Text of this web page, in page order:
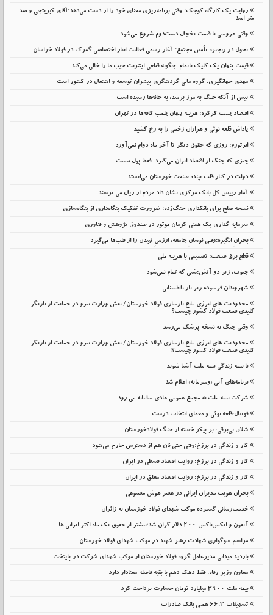
روایت یک کارگاه کوچک؛ وقتی برنامه‌ریزی معنای خود را از دست می‌دهد؛آقای کبریتچی و صد
متر امید
وقتی عروسی با قیمت یخچال دست‌دوم شروع می‌شود
تحول در زنجیره تأمین مجتمع؛ آغاز رسمی فعالیت انبار اختصاصی گمرک در فولاد خراسان
قیمت پنهان یک کلیک ناتمام: چگونه قطعی اینترنت جیب ما را خالی می‌کند
مهدی جهانگیری: گروه مالی گردشگری پیشران توسعه و اشتغال در کشور است
پیش از آنکه جنگ به مرز برسد، به خانه‌ها رسیده است
اقتصاد پشت کرکره؛ هزینه پنهان پلمب کافه‌ها در تهران
پاداش قلعه نوئی و هزاران زخمی را به رخ کشید
ابرتورم؛ روزی که حقوق دیگر تا آخر ماه دوام نمی‌آورد
چیزی که جنگ از اقتصاد ایران می‌گیرد، فقط پول نیست
دولت در کنار قلب تپنده صنعت خوزستان می‌ایستد
آمار رییس کل بانک مرکزی نشان داد:مردم از ریال می ترسند
نسخه صلح برای بانکداری جنگ‌زده؛ ضرورت تفکیک بنگاه‌داری از بنگاه‌سازی
سرمایه گذاری یک همتی کرمان موتور در صندوق پژوهش و فناوری
بحرانِ انگیزه؛وقتی نوسانِ جامعه، ارزشِ تپیدن را از قلب‌ها می‌گیرد
قطع برق صنعت؛ تصمیمی با هزینه ملی
جنوب، زیر دو آتش؛شبی که تمام نمی‌شود
شهروندان فرسوده زیر بار نااطمینانی
محدودیت های انرژی مانع بازسازی فولاد خوزستان/ نقش وزارت نیرو در حمایت از بازیگر
کلیدی صنعت فولاد کشور چیست؟
وقتی جنگ به نسخه پزشک می‌رسد
محدودیت های انرژی مانع بازسازی فولاد خوزستان/ نقش وزارت نیرو در حمایت از بازیگر
کلیدی صنعت فولاد کشور چیست؟!
با بیمه زندگی بیمه ملت آشنا شوید
برنامه‌های آتی «وسرمایه» اعلام شد
شرکت بیمه ملت به مجمع عمومی عادی سالیانه می رود
فوتبال،قلعه نوئی و معمای انتخاب درست
شلاق‌ بی‌برقی، بر پیکر خسته‌ از جنگ فولادخوزستان
کار و زندگی در برزخ؛وقتی حتی نان هم از دسترس خارج می‌شود
کار و زندگی در برزخ؛ روایت اقتصاد قسطی در ایران
کار و زندگی در برزخ: روایت اقتصاد معلق در ایران
بحران هویت مدیران ایرانی در عصر هوش مصنوعی
خدمت‌رسانی گسترده موکب شهدای فولاد خوزستان به زائران
آیفون و ایکس‌باکس ۲۰۰ دلار گران شد؛بیشتر از حقوق یک ماه اکثر ایرانی ها
مراسم سوگواری شهادت رهبر شهید در موکب شهدای فولاد خوزستان
بازدید میدانی مدیرعامل گروه فولاد خوزستان از موکب شهدای شرکت در پایتخت
معاون وزیر رفاه: فقط دهک دهم با بقیه فاصله معنادار دارد
بیمه ملت 3900 میلیارد تومان خسارت پرداخت کرد
تسهیلات 66.3 همتی بانک صادرات